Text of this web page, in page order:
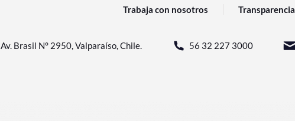
Trabaja con nosotros Transparencia
Av. Brasil N° 2950, Valparaíso, Chile. 56 32 227 3000